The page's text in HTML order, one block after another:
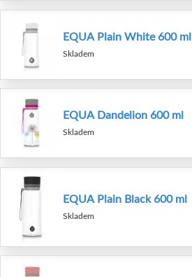
EQUA Plain White 600 ml
Skladem
EQUA Dandelion 600 ml
Skladem
EQUA Plain Black 600 ml
Skladem